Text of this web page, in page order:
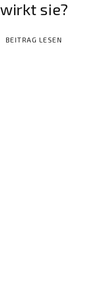
wirkt sie?
BEITRAG LESEN